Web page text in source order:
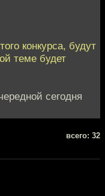
конкурса, будут
теме будет
сегодня
всего: 32